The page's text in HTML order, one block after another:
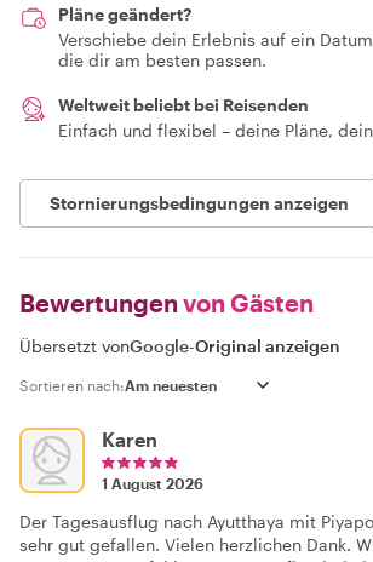
Pläne geändert?
Verschiebe dein Erlebnis auf ein
die dir am besten passen.
Weltweit beliebt bei Reisenden
Einfach und flexibel – deine Pläne,
Stornierungsbedingungen anzeigen
Bewertungen von Gästen
Übersetzt vonGoogle-Original anzeigen
Sortieren nach:
Karen
1 August 2026
Der Tagesausflug nach Ayutthaya mit
sehr gut gefallen. Vielen herzlichen Dank.